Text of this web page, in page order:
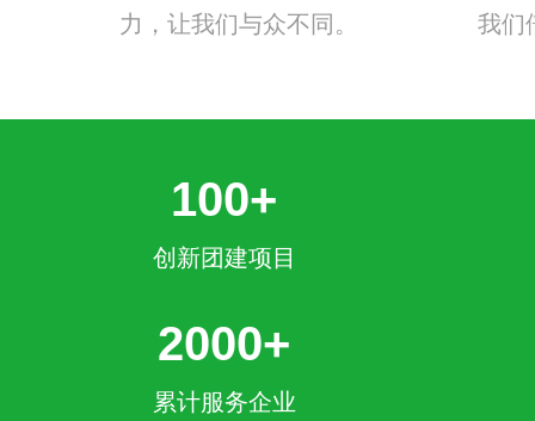
力，让我们与众不同。
我们
100+
创新团建项目
2000+
累计服务企业